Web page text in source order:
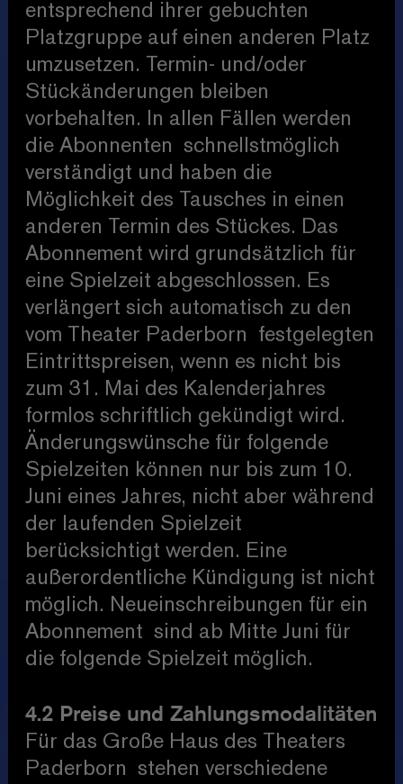
entsprechend ihrer gebuchten
Platzgruppe auf einen anderen Platz
umzusetzen. Termin- und/oder
Stückänderungen bleiben
vorbehalten. In allen Fällen werden
die Abonnenten schnellstmöglich
verständigt und haben die
Möglichkeit des Tausches in einen
anderen Termin des Stückes. Das
Abonnement wird grundsätzlich für
eine Spielzeit abgeschlossen. Es
verlängert sich automatisch zu den
vom Theater Paderborn festgelegten
Eintrittspreisen, wenn es nicht bis
zum 31. Mai des Kalenderjahres
formlos schriftlich gekündigt wird.
Änderungswünsche für folgende
Spielzeiten können nur bis zum 10.
Juni eines Jahres, nicht aber während
der laufenden Spielzeit
berücksichtigt werden. Eine
außerordentliche Kündigung ist nicht
möglich. Neueinschreibungen für ein
Abonnement sind ab Mitte Juni für
die folgende Spielzeit möglich.
4.2 Preise und Zahlungsmodalitäten
Für das Große Haus des Theaters
Paderborn stehen verschiedene